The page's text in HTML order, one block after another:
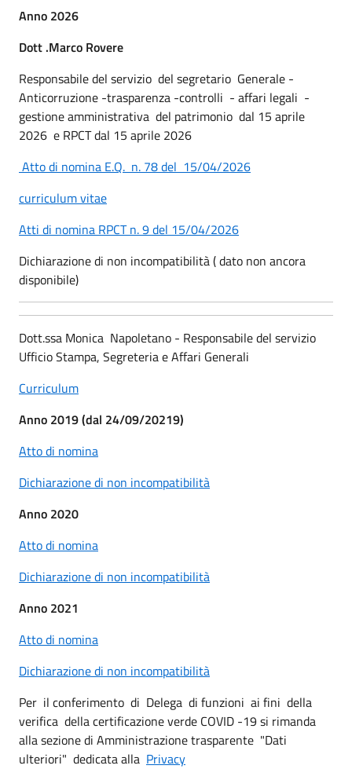
Anno 2026
Dott .Marco Rovere
Responsabile del servizio del segretario Generale -
Anticorruzione -trasparenza -controlli - affari legali -
gestione amministrativa del patrimonio dal 15 aprile
2026 e RPCT dal 15 aprile 2026
Atto di nomina E.Q. n. 78 del 15/04/2026
curriculum vitae
Atti di nomina RPCT n. 9 del 15/04/2026
Dichiarazione di non incompatibilità ( dato non ancora
disponibile)
Dott.ssa Monica Napoletano - Responsabile del servizio
Ufficio Stampa, Segreteria e Affari Generali
Curriculum
Anno 2019 (dal 24/09/20219)
Atto di nomina
Dichiarazione di non incompatibilità
Anno 2020
Atto di nomina
Dichiarazione di non incompatibilità
Anno 2021
Atto di nomina
Dichiarazione di non incompatibilità
Per il conferimento di Delega di funzioni ai fini della
verifica della certificazione verde COVID -19 si rimanda
alla sezione di Amministrazione trasparente "Dati
ulteriori" dedicata alla Privacy